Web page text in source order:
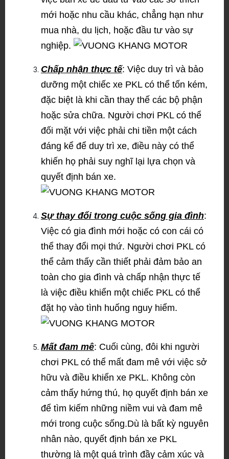
mới hoặc nhu cầu khác, chẳng hạn như
mua nhà, du lịch, hoặc đầu tư vào sự
nghiệp.
Chấp nhận thực tế: Việc duy trì và bảo
dưỡng một chiếc xe PKL có thể tốn kém,
đặc biệt là khi cần thay thế các bộ phận
hoặc sửa chữa. Người chơi PKL có thể
đối mặt với việc phải chi tiền một cách
đáng kể để duy trì xe, điều này có thể
khiến họ phải suy nghĩ lại lựa chọn và
quyết định bán xe.
Sự thay đổi trong cuộc sống gia đình:
Việc có gia đình mới hoặc có con cái có
thể thay đổi mọi thứ. Người chơi PKL có
thể cảm thấy cần thiết phải đảm bảo an
toàn cho gia đình và chấp nhận thực tế
là việc điều khiển một chiếc PKL có thể
đặt họ vào tình huống nguy hiểm.
Mất đam mê: Cuối cùng, đôi khi người
chơi PKL có thể mất đam mê với việc sở
hữu và điều khiển xe PKL. Không còn
cảm thấy hứng thú, họ quyết định bán xe
để tìm kiếm những niềm vui và đam mê
mới trong cuộc sống.Dù là bất kỳ nguyên
nhân nào, quyết định bán xe PKL
thường là một quá trình đầy cảm xúc và